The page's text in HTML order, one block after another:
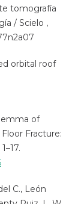
tomografía
/ Scielo ,
orbital roof
of
Fracture:
C., León